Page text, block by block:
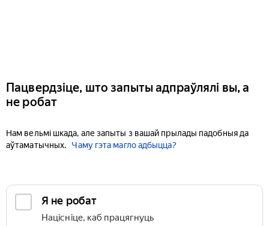
Пацвердзіце, што запыты адпраўлялі вы, а
не робат
Нам вельмі шкада, але запыты з вашай прылады падобныя да
аўтаматычных.
Чаму гэта магло адбыцца?
Я не робат
Націсніце, каб працягнуць